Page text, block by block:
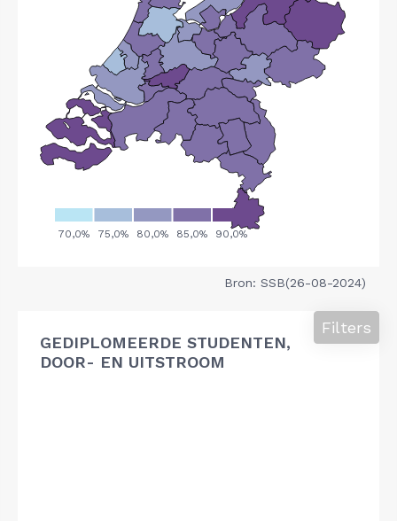
Bron: SSB(26-08-2024)
GEDIPLOMEERDE STUDENTEN,
DOOR- EN UITSTROOM
Filters